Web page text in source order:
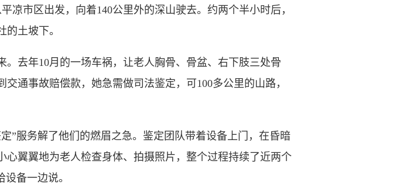
市区出发，向着140公里外的深山驶去。约两个半小时后，
土坡下。
去年10月的一场车祸，让老人胸骨、骨盆、右下肢三处骨
通事故赔偿款，她急需做司法鉴定，可100多公里的山路，
服务解了他们的燃眉之急。鉴定团队带着设备上门，在昏暗
翼翼地为老人检查身体、拍摄照片，整个过程持续了近两个
备一边说。